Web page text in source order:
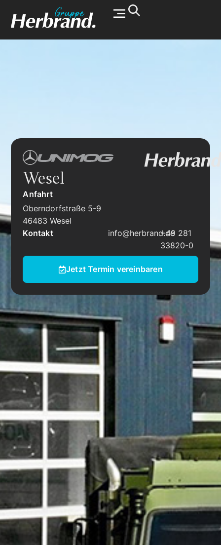
Wesel
Anfahrt
Oberndorfstraße 5-9
46483 Wesel
Kontakt
info@herbrand.de+49 281
33820-0
Jetzt Termin vereinbaren